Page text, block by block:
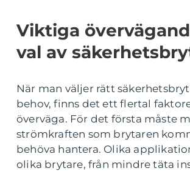
Viktiga
val av
När man väljer rätt
behov, finns det ett flertal
överväga. För det första måste
strömkraften som brytaren
behöva hantera. Olika
olika brytare, från mindre täta